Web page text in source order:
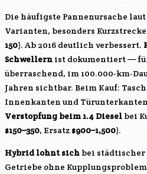
Die häufigste Pannenursache laut
Varianten, besonders
150). Ab 2016 deutlich verbessert.
Schwellern ist dokumentiert —
überraschend, im 100.000-km-
Jahren sichtbar. Beim Kauf:
Innenkanten und
Verstopfung beim 1.4 Diesel bei
$150–350, Ersatz $900–1,500).
Hybrid lohnt sich bei städtischer
Getriebe ohne